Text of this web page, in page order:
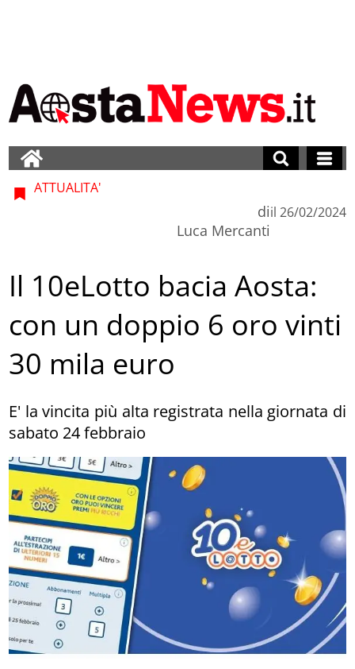
ATTUALITA'
di
Luca Mercanti
il 26/02/2024
Il 10eLotto bacia Aosta:
con un doppio 6 oro vinti
30 mila euro
E' la vincita più alta registrata nella giornata di
sabato 24 febbraio